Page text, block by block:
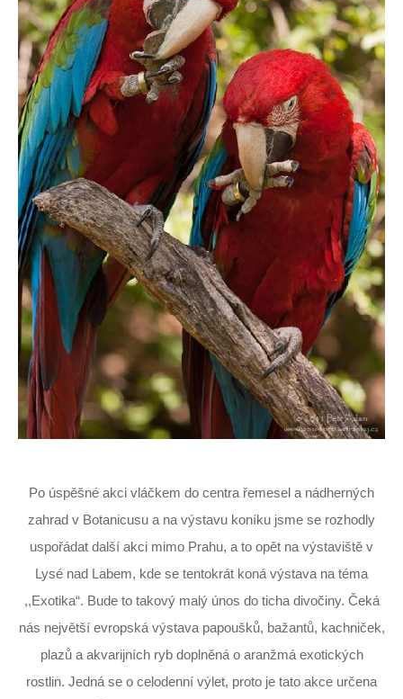
Po úspěšné akci vláčkem do centra řemesel a nádherných
zahrad v Botanicusu a na výstavu koníku jsme se rozhodly
uspořádat další akci mimo Prahu, a to opět na výstaviště v
Lysé nad Labem, kde se tentokrát koná výstava na téma
,,Exotika“. Bude to takový malý únos do ticha divočiny. Čeká
nás největší evropská výstava papoušků, bažantů, kachniček,
plazů a akvarijních ryb doplněná o aranžmá exotických
rostlin. Jedná se o celodenní výlet, proto je tato akce určena